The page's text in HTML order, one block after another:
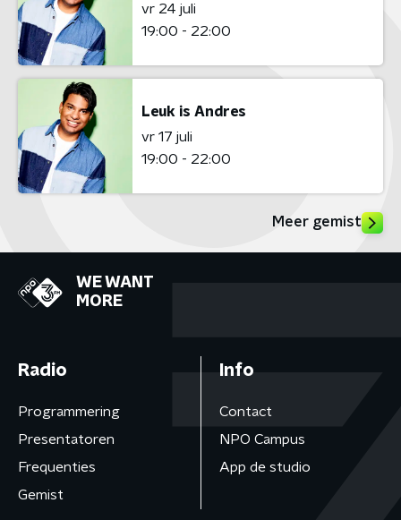
vr 24 juli
19:00 - 22:00
Leuk is Andres
vr 17 juli
19:00 - 22:00
Meer gemist
WE WANT
MORE
Radio
Programmering
Presentatoren
Frequenties
Gemist
Info
Contact
NPO Campus
App de studio